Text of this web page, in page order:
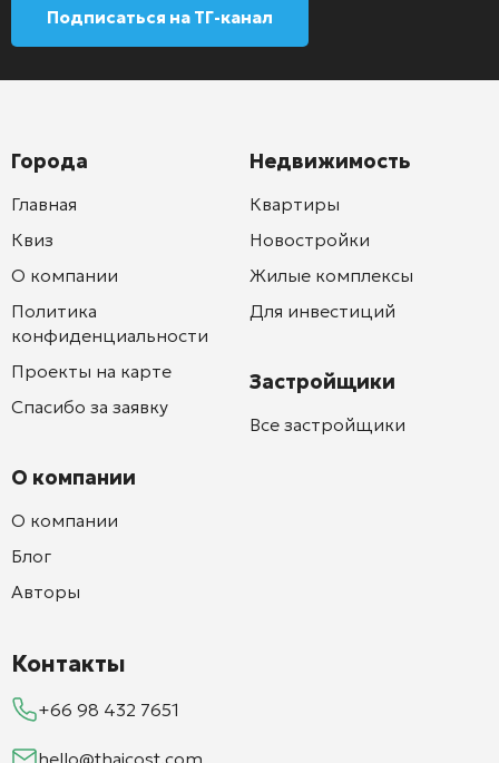
Подписаться на ТГ-канал
Города
Главная
Квиз
О компании
Политика
конфиденциальности
Проекты на карте
Спасибо за заявку
О компании
О компании
Блог
Авторы
Недвижимость
Квартиры
Новостройки
Жилые комплексы
Для инвестиций
Застройщики
Все застройщики
Контакты
+66 98 432 7651
hello@thaicost.com